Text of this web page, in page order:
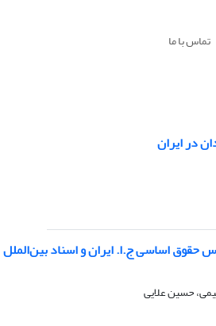
تماس با ما
در ایران
حقوق اساسی ج.ا. ایران و اسناد بین‌الملل
حسین علایی